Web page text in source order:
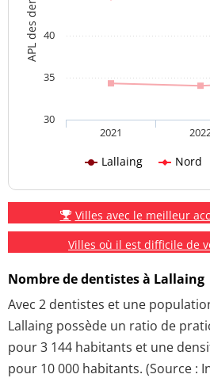
Lallaing Nord
2021
30
35
40
Villes avec le meilleur
Villes où il est difficile de
Nombre de dentistes à Lallaing
Avec 2 dentistes et une
Lallaing possède un ratio de
pour 3 144 habitants et une
pour 10 000 habitants. (Source :